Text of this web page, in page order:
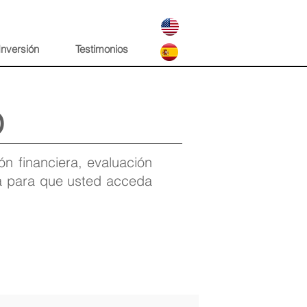
Testimonios
financiera, evaluación
para que usted acceda